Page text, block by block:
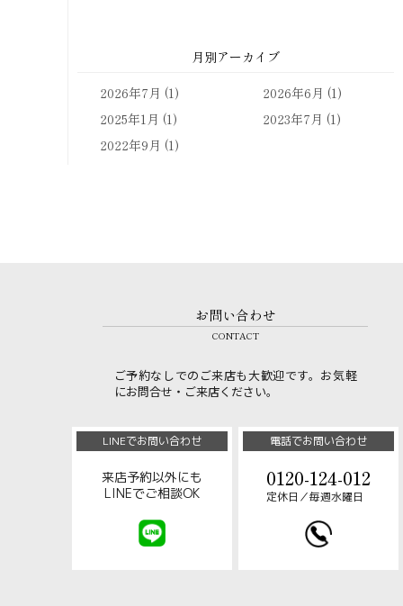
月別アーカイブ
2026年7月 (1) 2026年6月 (1)
2025年1月 (1) 2023年7月 (1)
2022年9月 (1)
お問い合わせ
CONTACT
ご予約なしでのご来店も大歓迎です。お気軽
にお問合せ・ご来店ください。
LINEでお問い合わせ
来店予約以外にも
LINEでご相談OK
電話でお問い合わせ
0120-124-012
定休日／毎週水曜日